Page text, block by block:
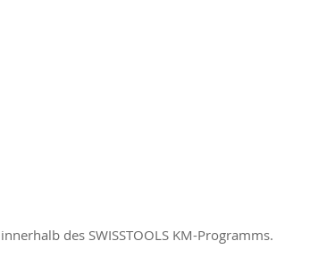
des SWISSTOOLS KM-Programms.